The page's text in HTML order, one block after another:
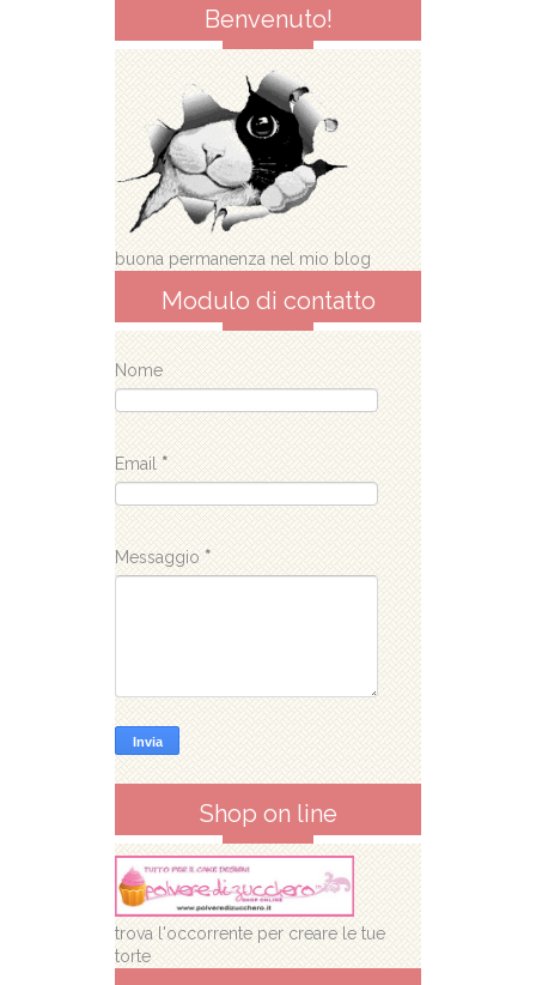
Benvenuto!
buona permanenza nel mio blog
Modulo di contatto
Nome
Email *
Messaggio *
Shop on line
trova l'occorrente per creare le tue
torte